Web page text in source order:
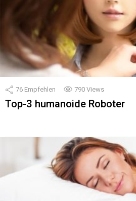
76 Empfehlen 790 Views
Top-3 humanoide Roboter